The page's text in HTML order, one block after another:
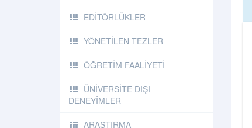
EDİTÖRLÜKLER
YÖNETİLEN TEZLER
ÖĞRETİM FAALİYETİ
ÜNİVERSİTE DIŞI
DENEYİMLER
ARAŞTIRMA